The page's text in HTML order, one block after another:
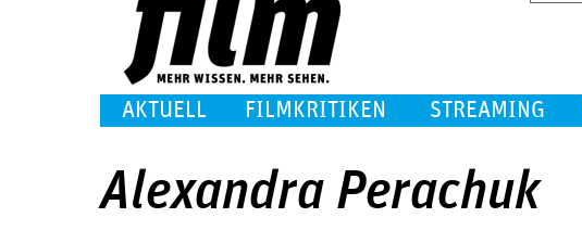
AKTUELL FILMKRITIKEN STREAMING
Alexandra Perachuk